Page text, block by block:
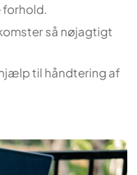
forhold.
så nøjagtigt
til håndtering af